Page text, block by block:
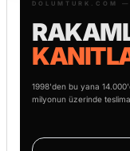
DOLUMTURK.COM
1998'den bu yana
milyonun üzerinde